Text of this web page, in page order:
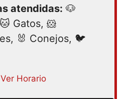
atendidas: 🐶
Gatos, 🐹
🐰 Conejos, 🐦
Ver Horario